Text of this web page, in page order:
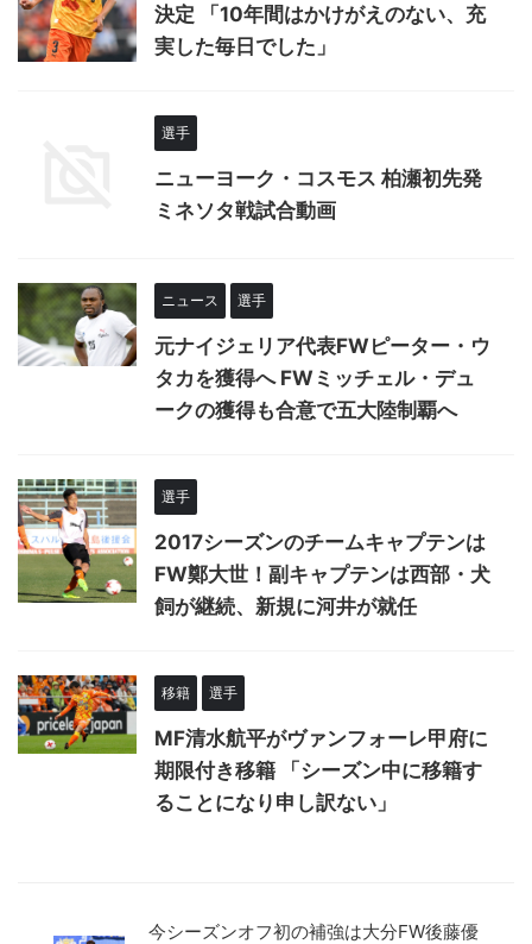
決定 「10年間はかけがえのない、充
実した毎日でした」
選手
ニューヨーク・コスモス 柏瀬初先発
ミネソタ戦試合動画
ニュース 選手
元ナイジェリア代表FWピーター・ウ
タカを獲得へ FWミッチェル・デュ
ークの獲得も合意で五大陸制覇へ
選手
2017シーズンのチームキャプテンは
FW鄭大世！副キャプテンは西部・犬
飼が継続、新規に河井が就任
移籍 選手
MF清水航平がヴァンフォーレ甲府に
期限付き移籍 「シーズン中に移籍す
ることになり申し訳ない」
今シーズンオフ初の補強は大分FW後藤優